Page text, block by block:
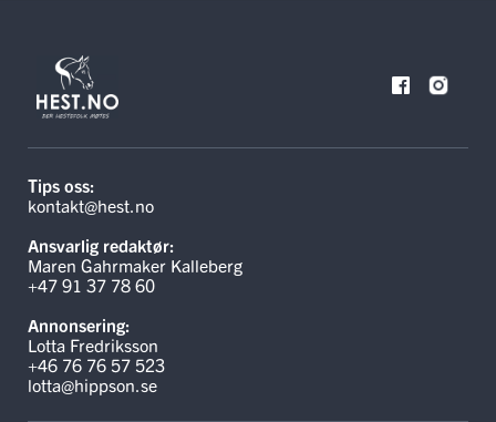
Tips oss:
kontakt@hest.no
Ansvarlig redaktør:
Maren Gahrmaker Kalleberg
+47 91 37 78 60
Annonsering:
Lotta Fredriksson
+46 76 76 57 523
lotta@hippson.se